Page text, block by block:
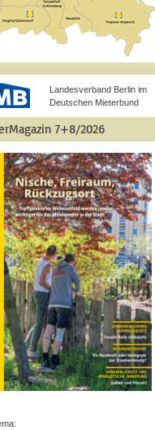
Landesverband Berlin im
Deutschen Mieterbund
7+8/2026